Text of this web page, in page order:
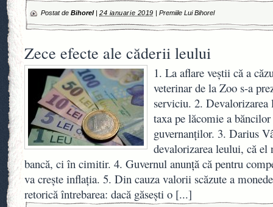
Postat de Bihorel| 24 ianuarie 2019 | Premiile Lui Bihorel
Zece efecte ale căderii leului
1. La aflare veștii că a
veterinar de la Zoo s-a
serviciu. 2.
taxa pe lăcomie a
guvernanților. 3. Darius
devalorizarea leului, că el
bancă, ci în cimitir. 4. Guvernul anunță că pentru
va crește inflația. 5. Din cauza valorii scăzute a
retorică întrebarea: dacă găsești o [...]